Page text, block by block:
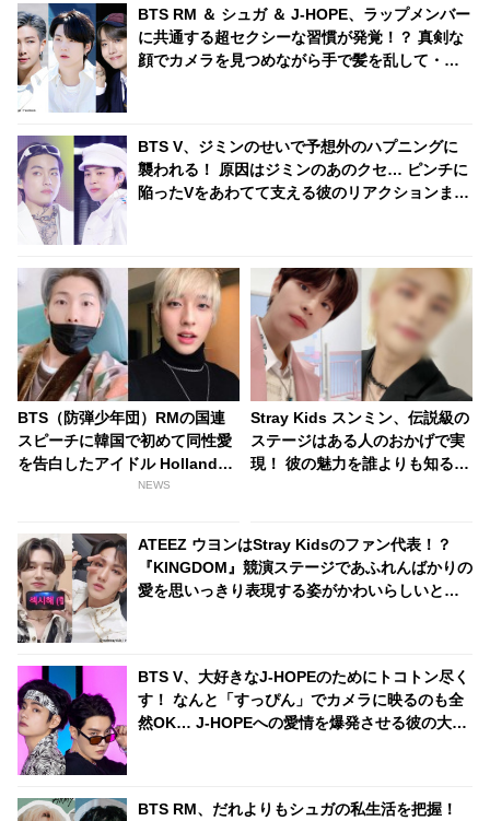
BTS RM ＆ シュガ ＆ J-HOPE、ラップメンバー
に共通する超セクシーな習慣が発覚！？ 真剣な
顔でカメラを見つめながら手で髪を乱して・・
BTS V、ジミンのせいで予想外のハプニングに
襲われる！ 原因はジミンのあのクセ… ピンチに
陥ったVをあわてて支える彼のリアクションまで
BTS（防弾少年団）RMの国連
スピーチに韓国で初めて同性愛
を告白したアイドル Hollandが
感謝！ 「彼に感謝し、もっとフ
NEWS
Stray Kids スンミン、伝説級の
ステージはある人のおかげで実
現！ 彼の魅力を誰よりも知る人
ATEEZ ウヨンはStray Kidsのファン代表！？
『KINGDOM』競演ステージであふれんばかりの
愛を思いっきり表現する姿がかわいらしいと話
BTS V、大好きなJ-HOPEのためにトコトン尽く
す！ なんと「すっぴん」でカメラに映るのも全
然OK… J-HOPEへの愛情を爆発させる彼の大胆
BTS RM、だれよりもシュガの私生活を把握！